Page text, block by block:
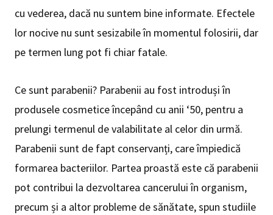
cu vederea, dacă nu suntem bine informate. Efectele
lor nocive nu sunt sesizabile în momentul folosirii, dar
pe termen lung pot fi chiar fatale.
Ce sunt parabenii? Parabenii au fost introduși în
produsele cosmetice începând cu anii ‘50, pentru a
prelungi termenul de valabilitate al celor din urmă.
Parabenii sunt de fapt conservanți, care împiedică
formarea bacteriilor. Partea proastă este că parabenii
pot contribui la dezvoltarea cancerului în organism,
precum și a altor probleme de sănătate, spun studiile